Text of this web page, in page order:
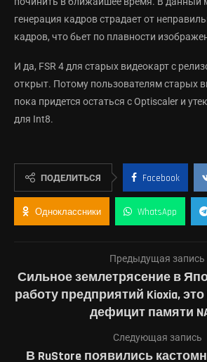
генерация кадров страдает от
кадров, что бьет по плавности
И да, FSR 4 для старых видеокарт с
открыт. Потому пользователям старых
пока придется остаться с Optiscaler и
для Int8.
ПОДЕЛИТЬСЯ Facebook
Одноклассники WhatsApp
Предыдущая запись
Сильное землетрясение в
работу предприятий Kioxia,
дефицит памяти
Следующая запись
В RuStore появились